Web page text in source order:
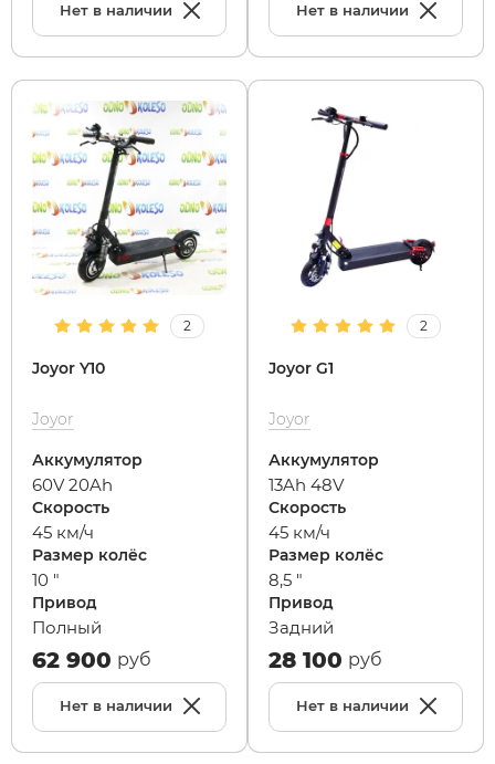
Нет в наличии Нет в наличии
2
Joyor Y10
Joyor
Аккумулятор
60V 20Ah
Скорость
45 км/ч
Размер колёс
10 "
Привод
Полный
62 900 руб
Нет в наличии
2
Joyor G1
Joyor
Аккумулятор
13Ah 48V
Скорость
45 км/ч
Размер колёс
8,5 "
Привод
Задний
28 100 руб
Нет в наличии